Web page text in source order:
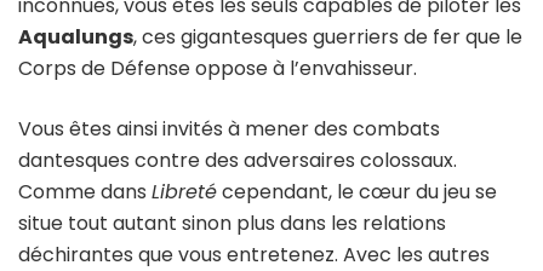
inconnues, vous êtes les seuls capables de piloter les
Aqualungs, ces gigantesques guerriers de fer que le
Corps de Défense oppose à l’envahisseur.
Vous êtes ainsi invités à mener des combats
dantesques contre des adversaires colossaux.
Comme dans Libretécependant, le cœur du jeu se
situe tout autant sinon plus dans les relations
déchirantes que vous entretenez. Avec les autres